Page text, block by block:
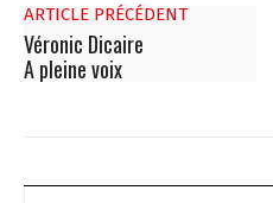
ARTICLE PRÉCÉDENT
Véronic Dicaire
A pleine voix